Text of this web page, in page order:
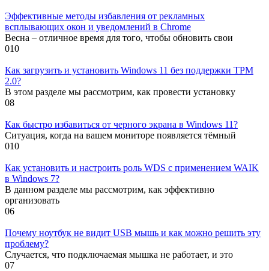
Эффективные методы избавления от рекламных
всплывающих окон и уведомлений в Chrome
Весна – отличное время для того, чтобы обновить свои
010
Как загрузить и установить Windows 11 без поддержки TPM
2.0?
В этом разделе мы рассмотрим, как провести установку
08
Как быстро избавиться от черного экрана в Windows 11?
Ситуация, когда на вашем мониторе появляется тёмный
010
Как установить и настроить роль WDS с применением WAIK
в Windows 7?
В данном разделе мы рассмотрим, как эффективно
организовать
06
Почему ноутбук не видит USB мышь и как можно решить эту
проблему?
Случается, что подключаемая мышка не работает, и это
07